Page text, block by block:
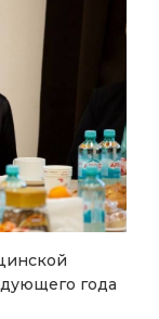
года